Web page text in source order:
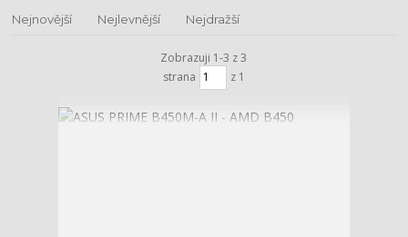
Nejnovější Nejlevnější Nejdražší
Zobrazuji 1-3 z 3
strana
z 1